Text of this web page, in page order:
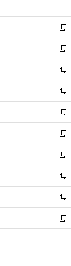
開
く
ウ
で
開
く
ン
ド
ウ
で
開
く
ウ
ィ
ン
ド
ウ
で
開
く
新
し
い
ウ
ィ
ン
ド
ウ
で
開
く
新
し
い
ウ
ィ
ン
ド
ウ
で
開
く
新
し
い
ウ
ィ
ン
ド
ウ
で
開
く
新
し
い
ウ
ィ
ン
ド
ウ
で
開
く
新
し
い
ウ
ィ
ン
ド
ウ
で
開
く
新
し
い
ウ
ィ
ン
ド
ウ
で
開
新
し
い
ウ
ィ
ン
ド
ウ
開
新
し
い
ウ
ィ
ン
ウ
新
し
い
ウ
ン
新
し
ウ